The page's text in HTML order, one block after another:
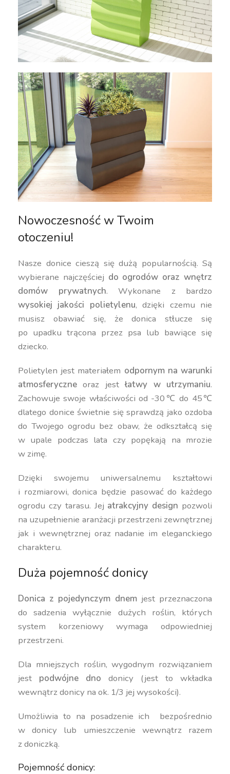
Nowoczesność w Twoim
otoczeniu!
Nasze donice cieszą się dużą popularnością. Są
wybierane najczęściej do ogrodów oraz wnętrz
domów prywatnych. Wykonane z bardzo
wysokiej jakości polietylenu, dzięki czemu nie
musisz obawiać się, że donica stłucze się
po upadku trącona przez psa lub bawiące się
dziecko.
Polietylen jest materiałem odpornym na warunki
atmosferyczne oraz jestłatwy w utrzymaniu.
Zachowuje swoje właściwości od -30℃ do 45℃
dlatego donice świetnie się sprawdzą jako ozdoba
do Twojego ogrodu bez obaw, że odkształcą się
w upale podczas lata czy popękają na mrozie
w zimę.
Dzięki swojemu uniwersalnemu kształtowi
i rozmiarowi, donica będzie pasować do każdego
ogrodu czy tarasu. Jej atrakcyjny design pozwoli
na uzupełnienie aranżacji przestrzeni zewnętrznej
jak i wewnętrznej oraz nadanie im eleganckiego
charakteru.
Duża pojemność donicy
Donica z pojedynczym dnemjest przeznaczona
do sadzenia wyłącznie dużych roślin, których
system korzeniowy wymaga odpowiedniej
przestrzeni.
Dla mniejszych roślin, wygodnym rozwiązaniem
jest podwójne dno donicy (jest to wkładka
wewnątrz donicy na ok. 1/3 jej wysokości).
Umożliwia to na posadzenie ich bezpośrednio
w donicy lub umieszczenie wewnątrz razem
z doniczką.
Pojemność donicy: